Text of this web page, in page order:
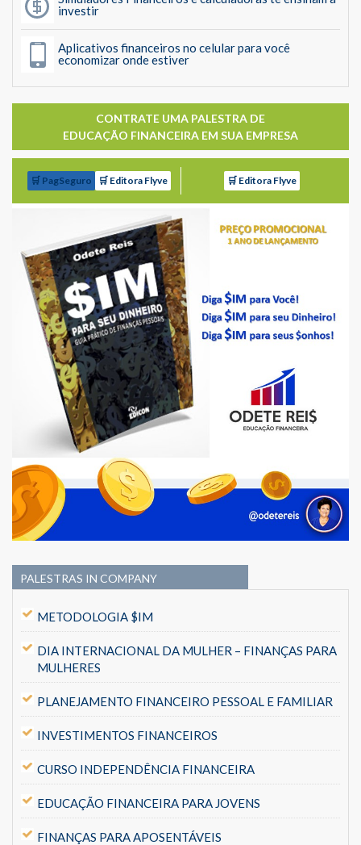
investir
Aplicativos financeiros no celular para você
economizar onde estiver
CONTRATE UMA PALESTRA DE
EDUCAÇÃO FINANCEIRA EM SUA EMPRESA
🛒 PagSeguro 🛒 Editora Flyve 🛒 Editora Flyve
PALESTRAS IN COMPANY
METODOLOGIA $IM
DIA INTERNACIONAL DA MULHER – FINANÇAS PARA
MULHERES
PLANEJAMENTO FINANCEIRO PESSOAL E FAMILIAR
INVESTIMENTOS FINANCEIROS
CURSO INDEPENDÊNCIA FINANCEIRA
EDUCAÇÃO FINANCEIRA PARA JOVENS
FINANÇAS PARA APOSENTÁVEIS